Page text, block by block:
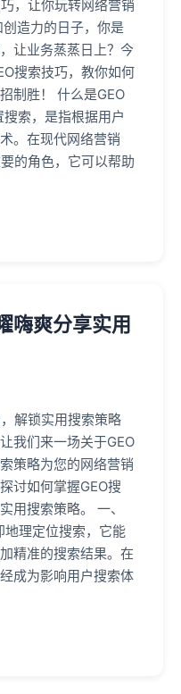
，让你玩转网络营销
造力的日子，你是
让业务蒸蒸日上？今
搜索技巧，教你如何
制胜！ 什么是GEO
索，是指根据用户
。在现代网络营销
的角色，它可以帮助
嗨爽分享实用
解锁实用搜索策略
我们来一场关于GEO
策略为您的网络营销
讨如何掌握GEO搜
用搜索策略。 一、
地理定位搜索，它能
精准的搜索结果。在
成为影响用户搜索体